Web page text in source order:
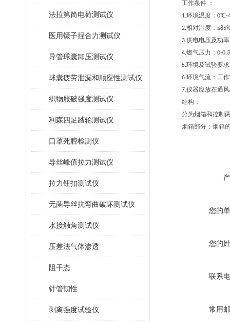
法拉第筒电荷测试仪
医用镊子捏合力测试仪
导管球囊卸压测试仪
球囊疲劳泄漏和顺应性测试仪
织物胀破强度测试仪
利森四足踏轮测试仪
口罩死腔检测仪
导丝峰值拉力测试仪
拉力钮扣测试仪
无菌导丝抗弯曲破坏测试仪
水接触角测试仪
压差法气体渗透
阻干态
针管韧性
剥离强度试验仪
工作条件 ：
1.环境温度：0℃-
2.相对湿度：
3.供电电压及功率：
4.燃气压力：0-
5.环境及试验要求
6.环境气流：工作
7.仪器应放在通风
结构：
分为烟箱和控制两
烟箱部分：烟箱的
您的
您的
联系
常用